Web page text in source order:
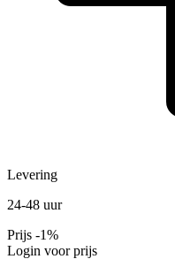
Levering
24-48 uur
Prijs -1%
Login voor prijs